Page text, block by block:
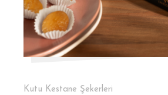
Kutu Kestane Şekerleri